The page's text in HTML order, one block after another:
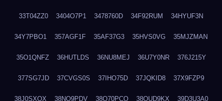
33T04ZZ0 3404O7P1 3478760D 34F92RUM 34HYUF3N
34Y7PBO1 357AGF1F 35AF37G3 35HVS0VG 35MJZMAN
35O1QNFZ 36HUTLDS 36NU8MEJ 36U7Y0NR 376J215Y
377SG7JD 37CVGS0S 37IHO75D 37JQKID8 37X9FZP9
38J0SXQX 38NQ9PDV 38O70PCO 38QUD9KX 39D3U3A0